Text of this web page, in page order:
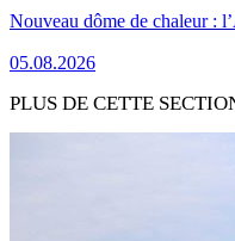
Nouveau dôme de chaleur :
05.08.2026
PLUS DE CETTE